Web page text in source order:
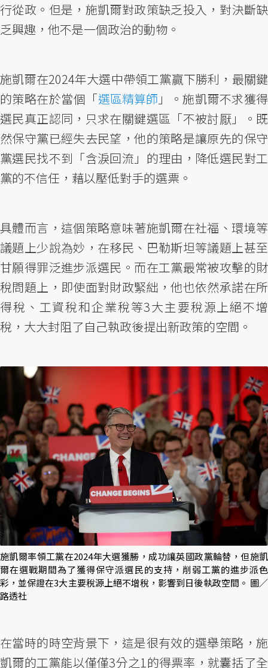
行從政。但是，施凱爾對政策缺乏投入，對決斷缺
乏興趣，他不是一個政治的動物。
施凱爾在2024年大選中帶領工黨贏下勝利，最關鍵
的策略在於當個「選區精算師 」。施凱爾不求獲得
選民真正認同，只求在關鍵選區「不被討厭」。既
然保守黨已經失去民望，他的策略是讓原先的保守
黨選民找不到「含淚回流」的理由，降低選民對工
黨的不信任，藉以壓低對手的選票。
具體而言，這個策略意味著施凱爾在社福、環境等
議題上少說為妙，在移民、巴勒斯坦等議題上甚至
甘願得罪泛進步派選民。而在工黨最常被攻擊的財
稅問題上，即使面對財政緊絀，他也依然承諾在所
得稅、工資稅和企業稅等3大主要稅源上絕不增
稅，大大封阻了自己執政後提出新政策的空間。
施凱爾率領工黨在2024年大選獲勝，成功讓英國政黨輪替，但施凱
爾在選戰期間為了獲得保守派選民的支持，削弱工黨的進步派色
彩，並保證在3大主要稅源上絕不增稅，影響到日後執政空間。 圖／
路透社
在當時的時空背景下，這是很有效的選舉策略，施
凱爾的工黨能以僅僅3分之1的得票率，就囊括了全